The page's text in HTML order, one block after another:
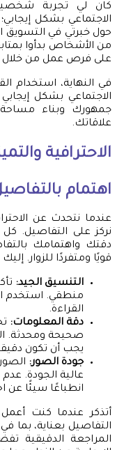
كان لي تجربة
الاجتماعي بشكل
حول خبرتي في التسويق
من الأشخاص بدأوا
على فرص عمل من خلال
في النهاية،
الاجتماعي بشكل
جمهورك وبناء
علاقاتك.
الاحترافية
اهتمام
عندما نتحدث عن
نركز على التفاصيل.
دقتك واهتمامك
قويًا ومتفردًا للزوار.
التنسيق الجيد:
منطقي. استخدم
القراءة.
دقة المعلومات:
صحيحة ومحدثة.
يجب أن تكون
جودة الصور:
عالية الجودة.
انطباعًا سيئًا عن
أتذكر عندما كنت
التفاصيل بعناية، بما
المراجعة الدقيقية